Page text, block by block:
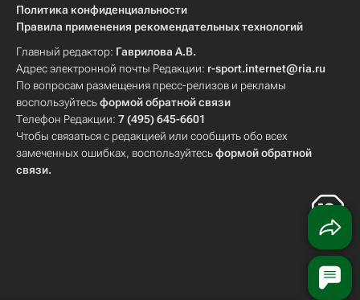
Политика конфиденциальности
Правила применения рекомендательных технологий
Главный редактор: Гаврилова А.В.
Адрес электронной почты Редакции: r-sport.internet@ria.ru
По вопросам размещения пресс-релизов и рекламы
воспользуйтесьформой обратной связи
Телефон Редакции: 7 (495) 645-6601
Чтобы связаться с редакцией или сообщить обо всех
замеченных ошибках, воспользуйтесьформой обратной
связи.